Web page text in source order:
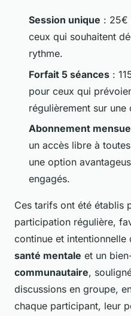
Session unique : 25€
ceux qui souhaitent
rythme.
Forfait 5 séances :
pour ceux qui
régulièrement sur
Abonnement
un accès libre à
une option
engagés.
Ces tarifs ont été établis
participation régulière,
continue et intentionnelle
santé mentale et un
communautaire,
discussions en groupe,
chaque participant, leur